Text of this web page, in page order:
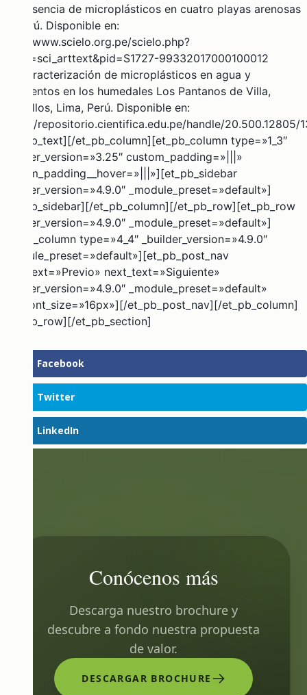
(4)Presencia de microplásticos en cuatro playas arenosas
de Perú. Disponible en:
http://www.scielo.org.pe/scielo.php?
script=sci_arttext&pid=S1727-99332017000100012
(5) Caracterización de microplásticos en agua y
sedimentos en los humedales Los Pantanos de Villa,
Chorrillos, Lima, Perú. Disponible en:
https://repositorio.cientifica.edu.pe/handle/20.500.12805/
[/et_pb_text][/et_pb_column][et_pb_column type=»1_3″
_builder_version=»3.25″ custom_padding=»|||»
custom_padding__hover=»|||»][et_pb_sidebar
_builder_version=»4.9.0″ _module_preset=»default»]
[/et_pb_sidebar][/et_pb_column][/et_pb_row][et_pb_row
_builder_version=»4.9.0″ _module_preset=»default»]
[et_pb_column type=»4_4″ _builder_version=»4.9.0″
_module_preset=»default»][et_pb_post_nav
prev_text=»Previo» next_text=»Siguiente»
_builder_version=»4.9.0″ _module_preset=»default»
title_font_size=»16px»][/et_pb_post_nav][/et_pb_column]
[/et_pb_row][/et_pb_section]
Facebook
Twitter
LinkedIn
Conócenos más
Descarga nuestro brochure y
descubre a fondo nuestra propuesta
de valor.
DESCARGAR BROCHURE